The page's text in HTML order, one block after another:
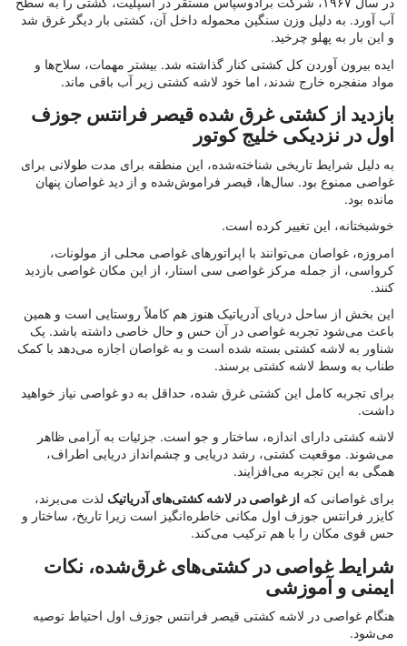
آب آورد. به دلیل وزن سنگین محموله داخل آن، کشتی بار دیگر غرق شد
و این بار به پهلو چرخید.
ایده بیرون آوردن کل کشتی کنار گذاشته شد. بیشتر مهمات، سلاح‌ها و
مواد منفجره خارج شدند، اما خود لاشه کشتی زیر آب باقی ماند.
بازدید از کشتی غرق شده قیصر فرانتس جوزف
اول در نزدیکی خلیج کوتور
به دلیل شرایط تاریخی شناخته‌شده، این منطقه برای مدت طولانی برای
غواصی ممنوع بود. سال‌ها، قیصر فراموش‌شده و از دید غواصان پنهان
مانده بود.
خوشبختانه، این تغییر کرده است.
امروزه، غواصان می‌توانند با اپراتورهای غواصی محلی از مولونات،
کرواسی، از جمله مرکز غواصی سی استار، از این مکان غواصی بازدید
کنند.
این بخش از ساحل دریای آدریاتیک هنوز هم کاملاً روستایی است و همین
باعث می‌شود تجربه غواصی در آن حس و حال خاصی داشته باشد. یک
شناور به لاشه کشتی بسته شده است و به غواصان اجازه می‌دهد با کمک
طناب به وسط لاشه کشتی برسند.
برای تجربه کامل این کشتی غرق شده، حداقل به دو غواصی نیاز خواهید
داشت.
لاشه کشتی دارای اندازه، ساختار و جو است. جزئیات به آرامی ظاهر
می‌شوند. موقعیت کشتی، رشد دریایی و چشم‌انداز دریایی اطراف،
همگی به این تجربه می‌افزایند.
برای غواصانی که از غواصی در لاشه کشتی‌های آدریاتیک لذت می‌برند،
کایزر فرانتس جوزف اول مکانی خاطره‌انگیز است زیرا تاریخ، ساختار و
حس قوی مکان را با هم ترکیب می‌کند.
شرایط غواصی در کشتی‌های غرق‌شده، نکات
ایمنی و آموزشی
هنگام غواصی در لاشه کشتی قیصر فرانتس جوزف اول احتیاط توصیه
می‌شود.